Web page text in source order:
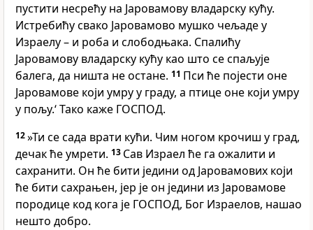
пустити несрећу на Јаровамову владарску кућу.
Истребићу свако Јаровамово мушко чељаде у
Израелу – и роба и слободњака. Спалићу
Јаровамову владарску кућу као што се спаљује
балега, да ништа не остане. 11 Пси ће појести оне
Јаровамове који умру у граду, а птице оне који умру
у пољу.‘ Тако каже ГОСПОД.
12»Ти се сада врати кући. Чим ногом крочиш у град,
дечак ће умрети. 13 Сав Израел ће га ожалити и
сахранити. Он ће бити једини од Јаровамових који
ће бити сахрањен, јер је он једини из Јаровамове
породице код кога је ГОСПОД, Бог Израелов, нашао
нешто добро.